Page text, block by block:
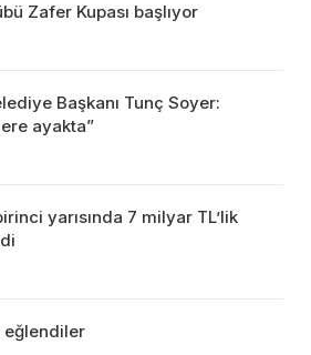
Zafer Kupası başlıyor
Başkanı Tunç Soyer:
ayakta”
yarısında 7 milyar TL’lik
eğlendiler